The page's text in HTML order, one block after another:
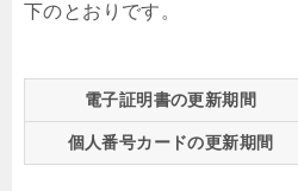
下のとおりです。
電子証明書の更新期間
個人番号カードの更新期間